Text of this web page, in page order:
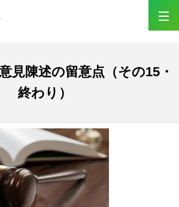
見陳述の留意点（その15・
終わり）